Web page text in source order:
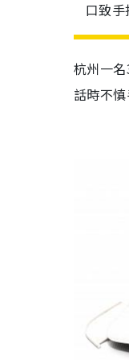
口致
杭州一
話時不